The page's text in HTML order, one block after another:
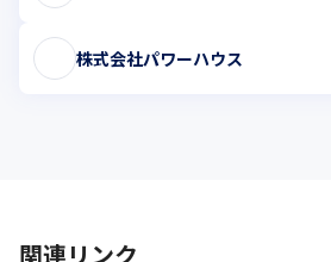
株式会社パワーハウス
関連リンク